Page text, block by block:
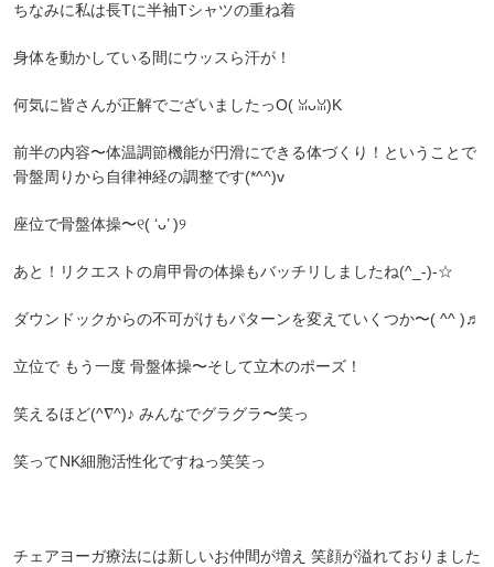
ちなみに私は長Tに半袖Tシャツの重ね着
身体を動かしている間にウッスら汗が！
何気に皆さんが正解でございましたっO( ꈍᴗꈍ)K
前半の内容〜体温調節機能が円滑にできる体づくり！ということで
骨盤周りから自律神経の調整です(*^^)v
座位で骨盤体操〜୧( ‘ᴗ’ )୨
あと！リクエストの肩甲骨の体操もバッチリしましたね(^_-)-☆
ダウンドックからの不可がけもパターンを変えていくつか〜( ^^ )♬
立位で もう一度 骨盤体操〜そして立木のポーズ！
笑えるほど(^∇^)♪ みんなでグラグラ〜笑っ
笑ってNK細胞活性化ですねっ笑笑っ
チェアヨーガ療法には新しいお仲間が増え 笑顔が溢れておりました